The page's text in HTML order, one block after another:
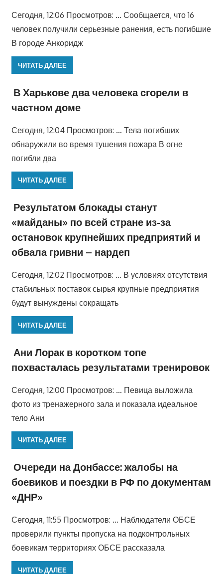
Сегодня, 12:06 Просмотров: … Сообщается, что 16
человек получили серьезные ранения, есть погибшие
В городе Анкоридж
ЧИТАТЬ ДАЛЕЕ
В Харькове два человека сгорели в
частном доме
Сегодня, 12:04 Просмотров: … Тела погибших
обнаружили во время тушения пожара В огне
погибли два
ЧИТАТЬ ДАЛЕЕ
Результатом блокады станут
«майданы» по всей стране из-за
остановок крупнейших предприятий и
обвала гривни – нардеп
Сегодня, 12:02 Просмотров: … В условиях отсутствия
стабильных поставок сырья крупные предприятия
будут вынуждены сокращать
ЧИТАТЬ ДАЛЕЕ
Ани Лорак в коротком топе
похвасталась результатами тренировок
Сегодня, 12:00 Просмотров: … Певица выложила
фото из тренажерного зала и показала идеальное
тело Ани
ЧИТАТЬ ДАЛЕЕ
Очереди на Донбассе: жалобы на
боевиков и поездки в РФ по документам
«ДНР»
Сегодня, 11:55 Просмотров: … Наблюдатели ОБСЕ
проверили пункты пропуска на подконтрольных
боевикам территориях ОБСЕ рассказала
ЧИТАТЬ ДАЛЕЕ